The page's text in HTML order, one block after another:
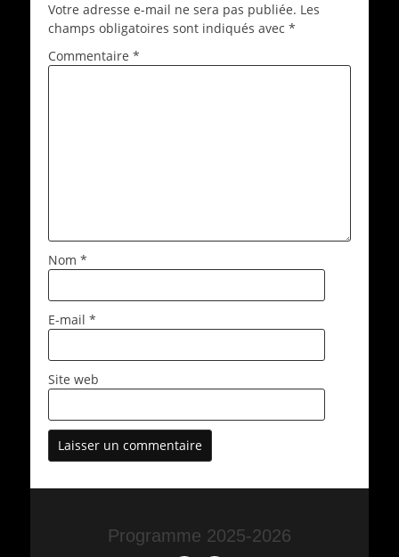
Votre adresse e-mail ne sera pas publiée. Les
champs obligatoires sont indiqués avec *
Commentaire *
Nom *
E-mail *
Site web
Programme 2025-2026